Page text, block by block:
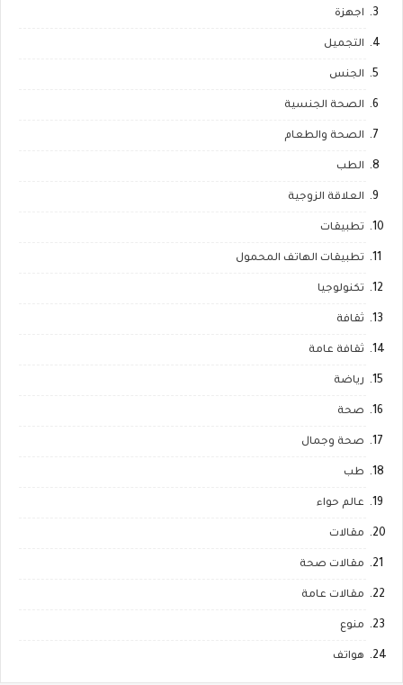
اجهزة
التجميل
الجنس
الصحة الجنسية
الصحة والطعام
الطب
العلاقة الزوجية
تطبيقات
تطبيقات الهاتف المحمول
تكنولوجيا
ثقافة
ثقافة عامة
رياضة
صحة
صحة وجمال
طب
عالم حواء
مقالات
مقالات صحة
مقالات عامة
منوع
هواتف